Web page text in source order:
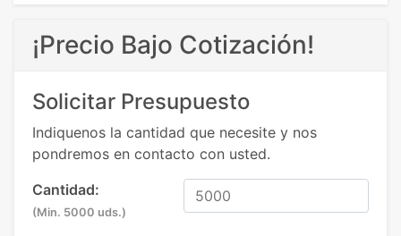
¡Precio Bajo Cotización!
Solicitar Presupuesto
Indiquenos la cantidad que necesite y nos
pondremos en contacto con usted.
Cantidad:
(Min. 5000 uds.)